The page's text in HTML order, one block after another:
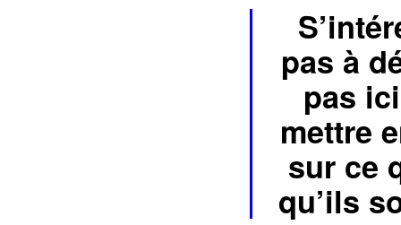
pas à
pas
mettre
sur ce
qu’ils